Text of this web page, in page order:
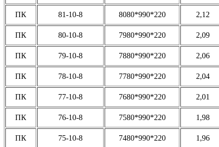
ПК 81-10-8 8080*990*220 2,12
ПК 80-10-8 7980*990*220 2,09
ПК 79-10-8 7880*990*220 2,06
ПК 78-10-8 7780*990*220 2,04
ПК 77-10-8 7680*990*220 2,01
ПК 76-10-8 7580*990*220 1,98
ПК 75-10-8 7480*990*220 1,96